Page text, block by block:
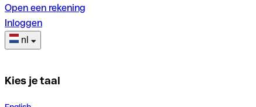
Open een rekening
Inloggen
nl
Kies je taal